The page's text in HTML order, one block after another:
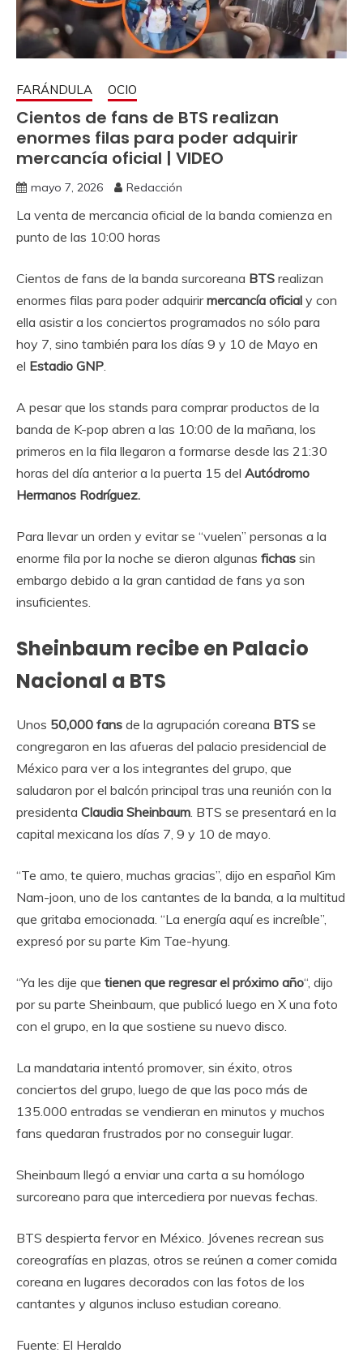
FARÁNDULA OCIO
Cientos de fans de BTS realizan
enormes filas para poder adquirir
mercancía oficial | VIDEO
mayo 7, 2026 Redacción
La venta de mercancia oficial de la banda comienza en
punto de las 10:00 horas
Cientos de fans de la banda surcoreana BTS realizan
enormes filas para poder adquirirmercancía oficial y con
ella asistir a los conciertos programados no sólo para
hoy 7, sino también para los días 9 y 10 de Mayo en
el Estadio GNP.
A pesar que los stands para comprar productos de la
banda de K-pop abren a las 10:00 de la mañana, los
primeros en la fila llegaron a formarse desde las 21:30
horas del día anterior a la puerta 15 del Autódromo
Hermanos Rodríguez.
Para llevar un orden y evitar se “vuelen” personas a la
enorme fila por la noche se dieron algunas fichas sin
embargo debido a la gran cantidad de fans ya son
insuficientes.
Sheinbaum recibe en Palacio
Nacional a BTS
Unos 50,000 fans de la agrupación coreana BTS se
congregaron en las afueras del palacio presidencial de
México para ver a los integrantes del grupo, que
saludaron por el balcón principal tras una reunión con la
presidenta Claudia Sheinbaum. BTS se presentará en la
capital mexicana los días 7, 9 y 10 de mayo.
“Te amo, te quiero, muchas gracias”, dijo en español Kim
Nam-joon, uno de los cantantes de la banda, a la multitud
que gritaba emocionada. “La energía aquí es increíble”,
expresó por su parte Kim Tae-hyung.
“Ya les dije que tienen que regresar el próximo año“, dijo
por su parte Sheinbaum, que publicó luego en X una foto
con el grupo, en la que sostiene su nuevo disco.
La mandataria intentó promover, sin éxito, otros
conciertos del grupo, luego de que las poco más de
135.000 entradas se vendieran en minutos y muchos
fans quedaran frustrados por no conseguir lugar.
Sheinbaum llegó a enviar una carta a su homólogo
surcoreano para que intercediera por nuevas fechas.
BTS despierta fervor en México. Jóvenes recrean sus
coreografías en plazas, otros se reúnen a comer comida
coreana en lugares decorados con las fotos de los
cantantes y algunos incluso estudian coreano.
Fuente: El Heraldo